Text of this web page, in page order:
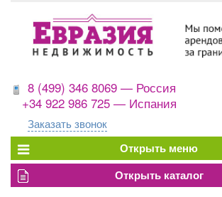
8 (499) 346 8069 — Россия
+34 922 986 725 — Испания
Заказать звонок